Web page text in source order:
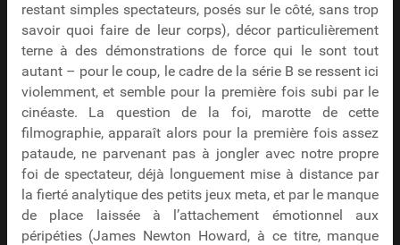
restant simples spectateurs, posés sur le côté, sans trop
savoir quoi faire de leur corps), décor particulièrement
terne à des démonstrations de force qui le sont tout
autant – pour le coup, le cadre de la série B se ressent ici
violemment, et semble pour la première fois subi par le
cinéaste. La question de la foi, marotte de cette
filmographie, apparaît alors pour la première fois assez
pataude, ne parvenant pas à jongler avec notre propre
foi de spectateur, déjà longuement mise à distance par
la fierté analytique des petits jeux meta, et par le manque
de place laissée à l’attachement émotionnel aux
péripéties (James Newton Howard, à ce titre, manque